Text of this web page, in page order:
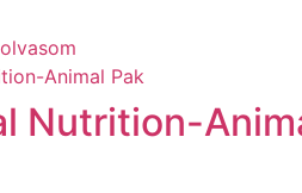
Nutrition-